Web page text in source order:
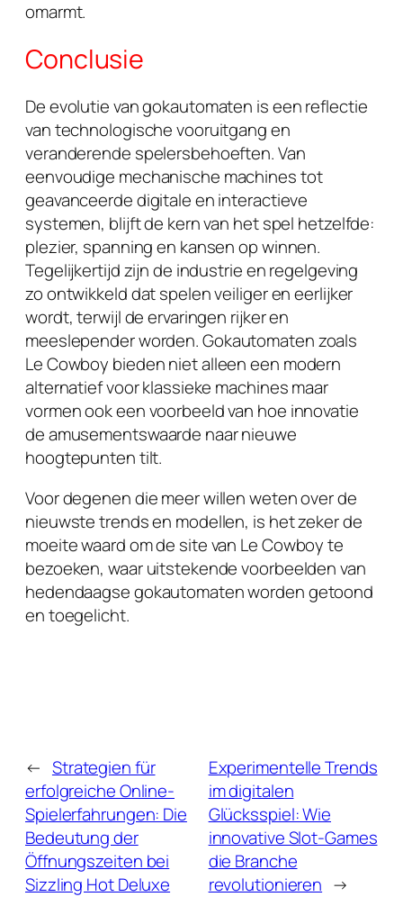
omarmt.
Conclusie
De evolutie van gokautomaten is een reflectie
van technologische vooruitgang en
veranderende spelersbehoeften. Van
eenvoudige mechanische machines tot
geavanceerde digitale en interactieve
systemen, blijft de kern van het spel hetzelfde:
plezier, spanning en kansen op winnen.
Tegelijkertijd zijn de industrie en regelgeving
zo ontwikkeld dat spelen veiliger en eerlijker
wordt, terwijl de ervaringen rijker en
meeslepender worden.Gokautomaten zoals
Le Cowboy bieden niet alleen een modern
alternatief voor klassieke machines maar
vormen ook een voorbeeld van hoe innovatie
de amusementswaarde naar nieuwe
hoogtepunten tilt.
Voor degenen die meer willen weten over de
nieuwste trends en modellen, is het zeker de
moeite waard om de site van Le Cowboy te
bezoeken, waar uitstekende voorbeelden van
hedendaagse gokautomaten worden getoond
en toegelicht.
← Strategien für
erfolgreiche Online-
Spielerfahrungen: Die
Bedeutung der
Öffnungszeiten bei
Sizzling Hot Deluxe
Experimentelle Trends
im digitalen
Glücksspiel: Wie
innovative Slot-Games
die Branche
revolutionieren →